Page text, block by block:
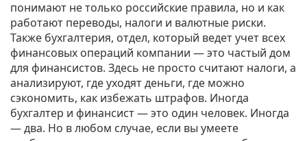
понимают не только российские правила, но и как
работают переводы, налоги и валютные риски.
Также бухгалтерия, отдел, который ведет учет всех
финансовых операций компании — это частый дом
для финансистов. Здесь не просто считают налоги, а
анализируют, где уходят деньги, где можно
сэкономить, как избежать штрафов. Иногда
бухгалтер и финансист — это один человек. Иногда
— два. Но в любом случае, если вы умеете